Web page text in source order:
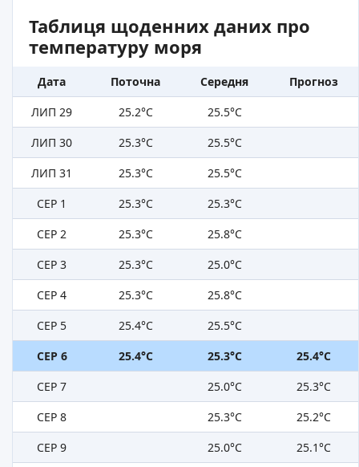
Таблиця щоденних даних про
температуру моря
Дата Поточна Середня
Прогноз
ЛИП 29
25.2°C
25.5°C
ЛИП 30
25.3°C
25.5°C
ЛИП 31
25.3°C
25.5°C
СЕР 1
25.3°C
25.3°C
СЕР 2
25.3°C
25.8°C
СЕР 3
25.3°C
25.0°C
СЕР 4
25.3°C
25.8°C
СЕР 5
25.4°C
25.5°C
СЕР 6
25.4°C 25.3°C
25.4°C
СЕР 7
25.0°C
25.3°C
СЕР 8
25.3°C
25.2°C
СЕР 9
25.0°C
25.1°C